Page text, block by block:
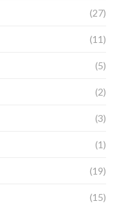
(27)
(11)
(5)
(2)
(3)
(1)
(19)
(15)